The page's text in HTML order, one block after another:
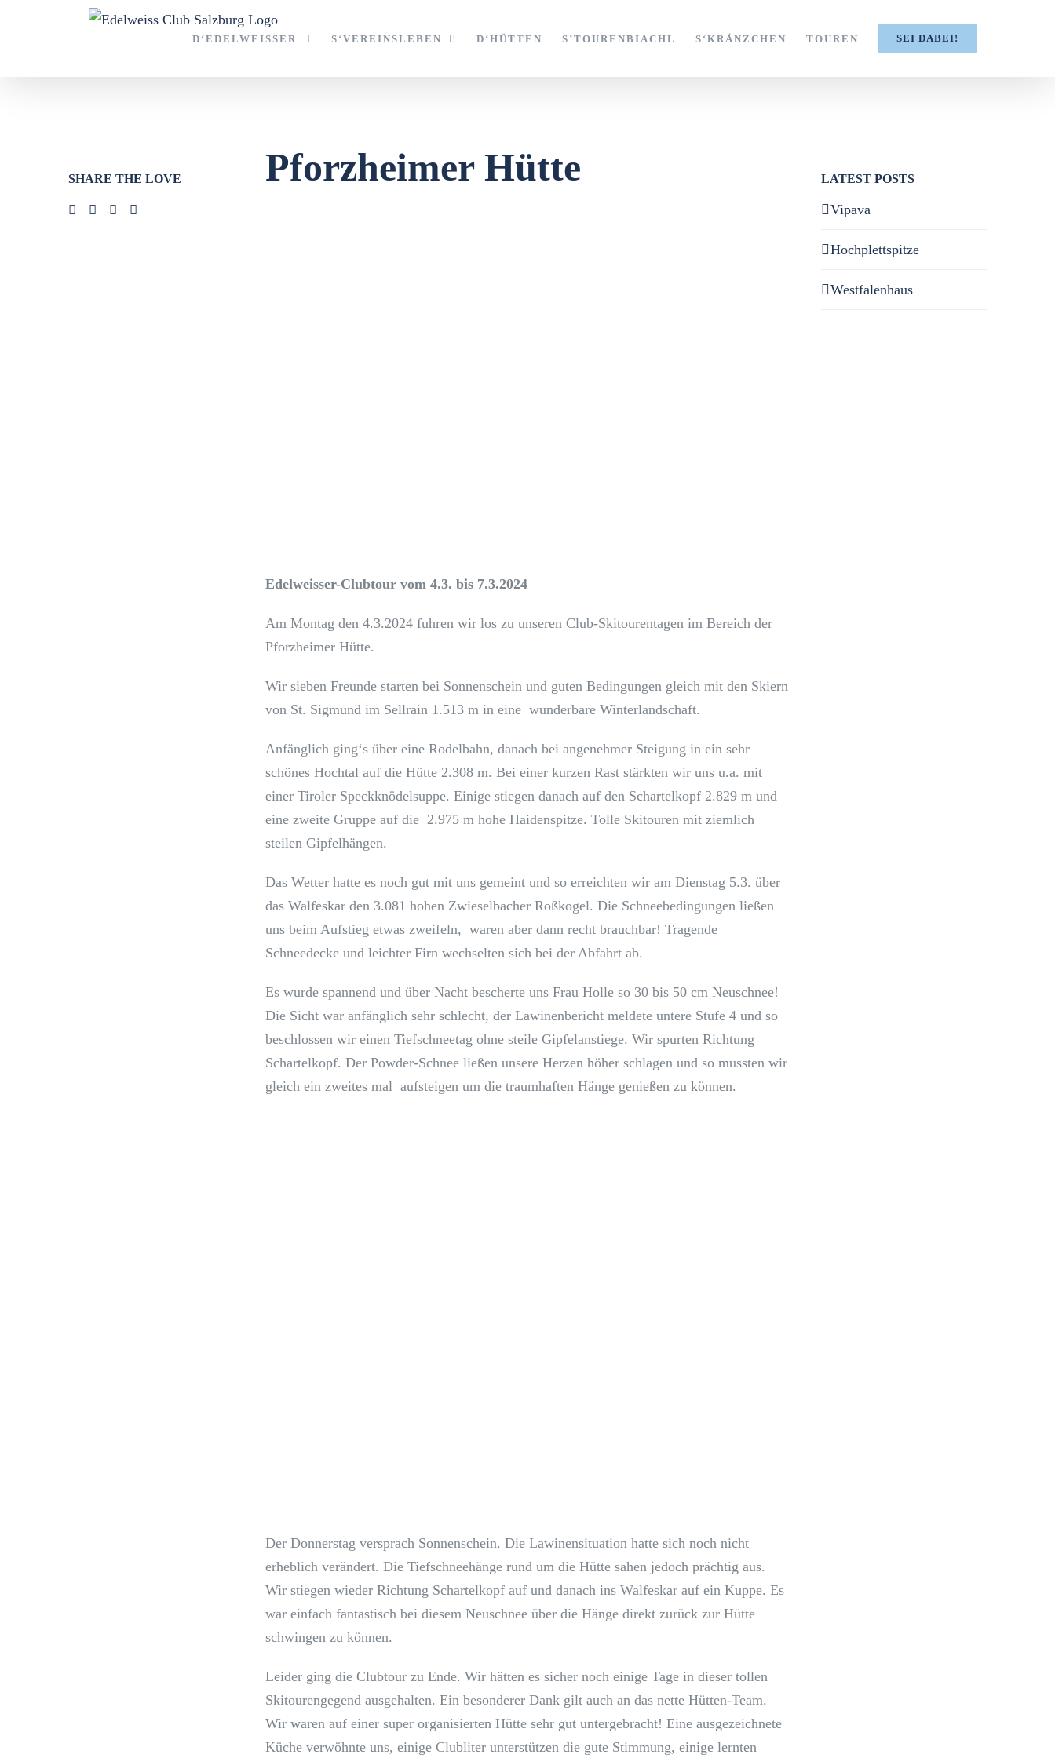
D‘EDELWEISSER S‘VEREINSLEBEN D‘HÜTTEN S’TOURENBIACHL S‘KRÄNZCHEN TOUREN SEI DABEI!
Pforzheimer Hütte
Edelweisser-Clubtour vom 4.3. bis 7.3.2024
Am Montag den 4.3.2024 fuhren wir los zu unseren Club-Skitourentagen im Bereich der
Pforzheimer Hütte.
Wir sieben Freunde starten bei Sonnenschein und guten Bedingungen gleich mit den Skiern
von St. Sigmund im Sellrain 1.513 m in eine wunderbare Winterlandschaft.
Anfänglich ging‘s über eine Rodelbahn, danach bei angenehmer Steigung in ein sehr
schönes Hochtal auf die Hütte 2.308 m. Bei einer kurzen Rast stärkten wir uns u.a. mit
einer Tiroler Speckknödelsuppe. Einige stiegen danach auf den Schartelkopf 2.829 m und
eine zweite Gruppe auf die 2.975 m hohe Haidenspitze. Tolle Skitouren mit ziemlich
steilen Gipfelhängen.
Das Wetter hatte es noch gut mit uns gemeint und so erreichten wir am Dienstag 5.3. über
das Walfeskar den 3.081 hohen Zwieselbacher Roßkogel. Die Schneebedingungen ließen
uns beim Aufstieg etwas zweifeln, waren aber dann recht brauchbar! Tragende
Schneedecke und leichter Firn wechselten sich bei der Abfahrt ab.
Es wurde spannend und über Nacht bescherte uns Frau Holle so 30 bis 50 cm Neuschnee!
Die Sicht war anfänglich sehr schlecht, der Lawinenbericht meldete untere Stufe 4 und so
beschlossen wir einen Tiefschneetag ohne steile Gipfelanstiege. Wir spurten Richtung
Schartelkopf. Der Powder-Schnee ließen unsere Herzen höher schlagen und so mussten wir
gleich ein zweites mal aufsteigen um die traumhaften Hänge genießen zu können.
Der Donnerstag versprach Sonnenschein. Die Lawinensituation hatte sich noch nicht
erheblich verändert. Die Tiefschneehänge rund um die Hütte sahen jedoch prächtig aus.
Wir stiegen wieder Richtung Schartelkopf auf und danach ins Walfeskar auf ein Kuppe. Es
war einfach fantastisch bei diesem Neuschnee über die Hänge direkt zurück zur Hütte
schwingen zu können.
Leider ging die Clubtour zu Ende. Wir hätten es sicher noch einige Tage in dieser tollen
Skitourengegend ausgehalten. Ein besonderer Dank gilt auch an das nette Hütten-Team.
Wir waren auf einer super organisierten Hütte sehr gut untergebracht! Eine ausgezeichnete
Küche verwöhnte uns, einige Clubliter unterstützen die gute Stimmung, einige lernten
SHARE THE LOVE LATEST POSTS
Vipava
Hochplettspitze
Westfalenhaus